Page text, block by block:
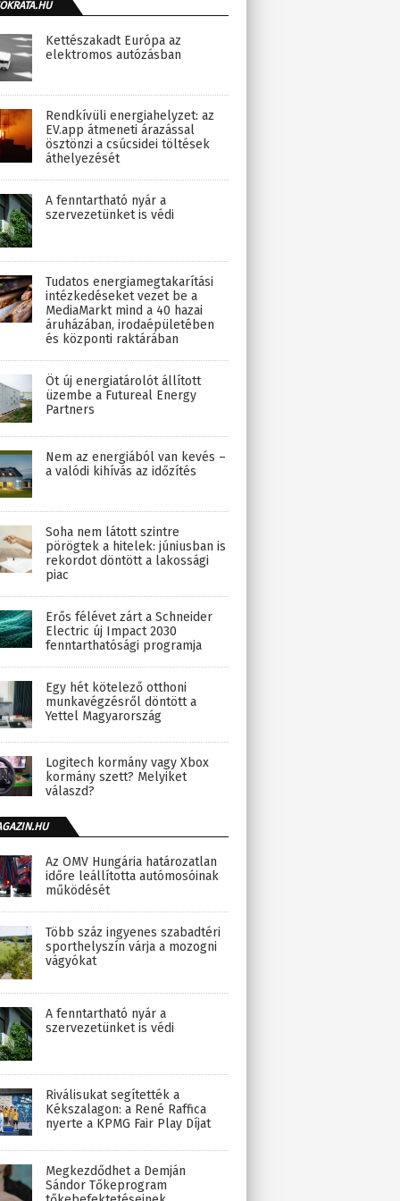
Kettészakadt Európa az
elektromos autózásban
Rendkívüli energiahelyzet: az
EV.app átmeneti árazással
ösztönzi a csúcsidei töltések
áthelyezését
A fenntartható nyár a
szervezetünket is védi
Tudatos energiamegtakarítási
intézkedéseket vezet be a
MediaMarkt mind a 40 hazai
áruházában, irodaépületében
és központi raktárában
Öt új energiatárolót állított
üzembe a Futureal Energy
Partners
Nem az energiából van kevés –
a valódi kihívás az időzítés
Soha nem látott szintre
pörögtek a hitelek: júniusban is
rekordot döntött a lakossági
piac
Erős félévet zárt a Schneider
Electric új Impact 2030
fenntarthatósági programja
Egy hét kötelező otthoni
munkavégzésről döntött a
Yettel Magyarország
Logitech kormány vagy Xbox
kormány szett? Melyiket
válaszd?
Az OMV Hungária határozatlan
időre leállította autómosóinak
működését
Több száz ingyenes szabadtéri
sporthelyszín várja a mozogni
vágyókat
A fenntartható nyár a
szervezetünket is védi
Riválisukat segítették a
Kékszalagon: a René Raffica
nyerte a KPMG Fair Play Díjat
Megkezdődhet a Demján
Sándor Tőkeprogram